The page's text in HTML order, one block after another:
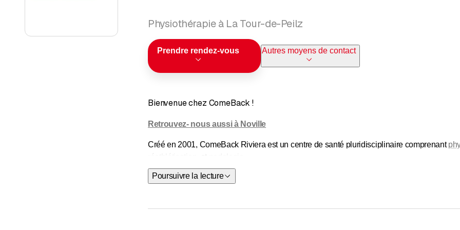
Physiothérapie à La Tour-de-Peilz
Prendre rendez-vous Autres moyens de contact
Bienvenue chez ComeBack !
Retrouvez- nous aussi à Noville
Créé en 2001, ComeBack Riviera est un centre de santé pluridisciplinaire comprenant
Nous offrons également à chacun, en fonction de ses objectifs personnels, un suivi dans
Le concept ComeBack s’articule autour de trois axes
Poursuivre la lecture